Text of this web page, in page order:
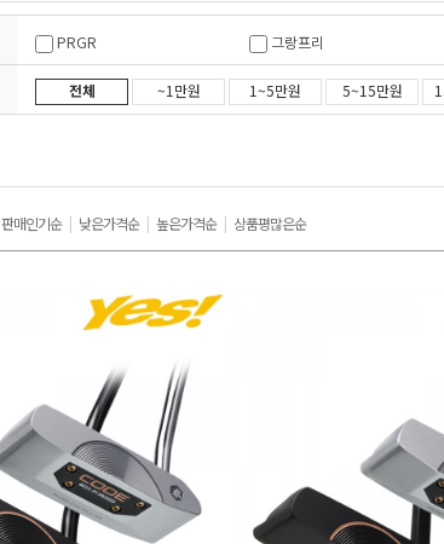
PRGR 그랑프리
마제스티 미즈노
조지스피리츠 존바이런
전체 ~1만원 1~5만원 5~15만원
판매인기순| 낮은가격순| 높은가격순| 상품평많은순